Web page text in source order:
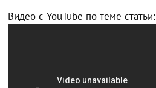
Видео с YouTube по теме статьи: